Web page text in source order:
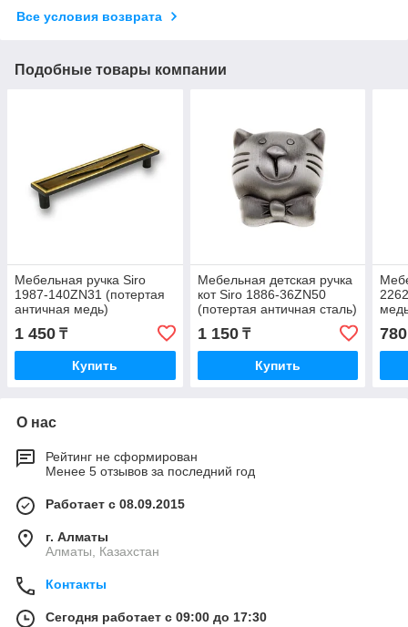
Все условия возврата
Подобные товары компании
Мебельная ручка Siro
1987-140ZN31 (потертая
античная медь)
1 450 ₸
Купить
Мебельная детская ручка
кот Siro 1886-36ZN50
(потертая античная сталь)
1 150₸
Купить
780
О нас
Рейтинг не сформирован
Менее 5 отзывов за последний год
Работает с 08.09.2015
г. Алматы
Алматы, Казахстан
Контакты
Сегодня работает с 09:00 до 17:30